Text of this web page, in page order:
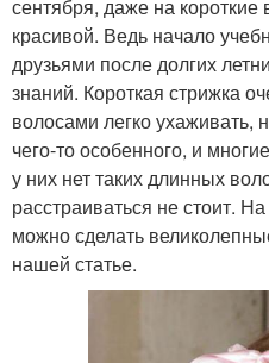
сентября, даже на
красивой. Ведь начало
друзьями после долгих
знаний. Короткая стрижка
волосами легко ухаживать,
чего-то особенного, и
у них нет таких длинных
расстраиваться не стоит.
можно сделать
нашей статье.